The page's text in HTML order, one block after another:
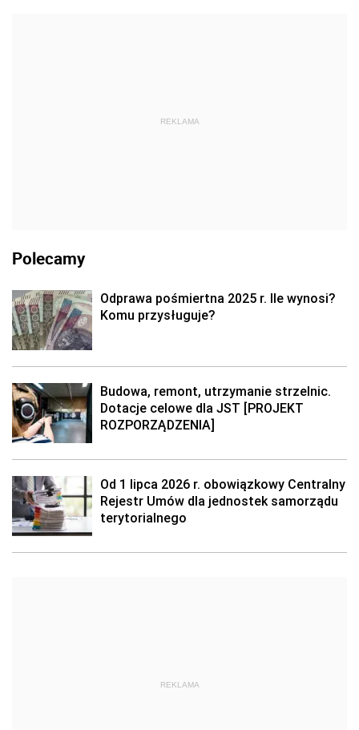
REKLAMA
Polecamy
Odprawa pośmiertna 2025 r. Ile wynosi?
Komu przysługuje?
Budowa, remont, utrzymanie strzelnic.
Dotacje celowe dla JST [PROJEKT
ROZPORZĄDZENIA]
Od 1 lipca 2026 r. obowiązkowy Centralny
Rejestr Umów dla jednostek samorządu
terytorialnego
REKLAMA